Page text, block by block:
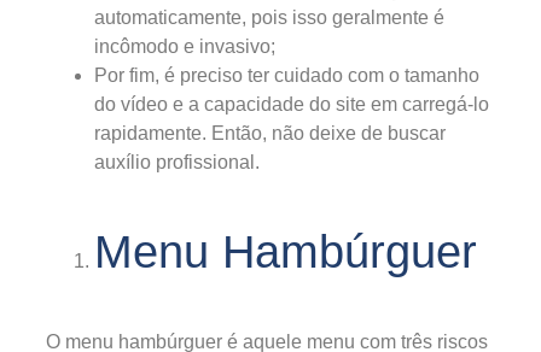
automaticamente, pois isso geralmente é
incômodo e invasivo;
Por fim, é preciso ter cuidado com o tamanho
do vídeo e a capacidade do site em carregá-lo
rapidamente. Então, não deixe de buscar
auxílio profissional.
Menu Hambúrguer
O menu hambúrguer é aquele menu com três riscos